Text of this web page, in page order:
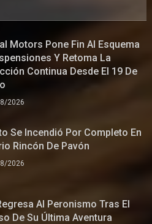
Motors Pone Fin Al Esquema
Y Retoma La
Continua Desde El 19 De
2026
Se Incendió Por Completo En
Rincón De Pavón
2026
Al Peronismo Tras El
De Su Última Aventura